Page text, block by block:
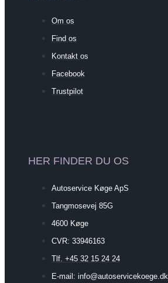
Om os
Find os
Kontakt os
Facebook
Trustpilot
HER FINDER DU OS
Autoservice Køge ApS
Tangmosevej 85G
4600 Køge
CVR: 33946163
Tlf. +45 32 15 24 24
E-mail: info@autoservicekoege.dk